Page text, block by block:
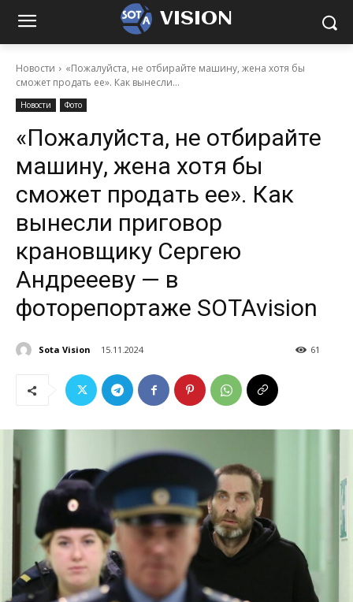
VISION
Новости
«Пожалуйста, не отбирайте машину, жена хотя бы
сможет продать ее». Как вынесли...
Новости Фото
«Пожалуйста, не отбирайте
машину, жена хотя бы
сможет продать ее». Как
вынесли приговор
крановщику Сергею
Андреееву — в
фоторепортаже SOTAvision
Sota Vision 15.11.2024 61